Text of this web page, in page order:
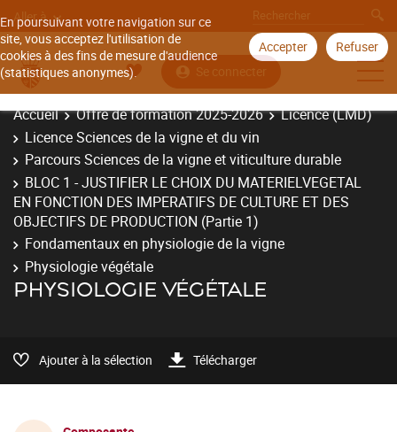
En poursuivant votre navigation sur ce
site, vous acceptez l'utilisation de
cookies à des fins de mesure d'audience
(statistiques anonymes).
Accepter Refuser
Aller à
Se connecter
Accueil Offre de formation 2025-2026
Licence (LMD)
Licence Sciences de la vigne et du vin
Parcours Sciences de la vigne et viticulture durable
BLOC 1 - JUSTIFIER LE CHOIX DU MATERIELVEGETAL
EN FONCTION DES IMPERATIFS DE CULTURE ET DES
OBJECTIFS DE PRODUCTION (Partie 1)
Fondamentaux en physiologie de la vigne
Physiologie végétale
PHYSIOLOGIE VÉGÉTALE
Ajouter à la sélection Télécharger